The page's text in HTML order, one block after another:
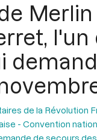
de la Révolution
- Convention
de secours